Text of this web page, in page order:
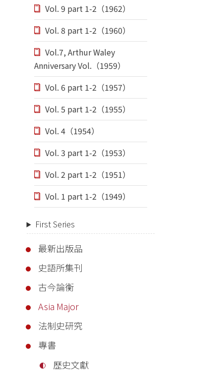
Vol. 9 part 1-2（1962）
Vol. 8 part 1-2（1960）
Vol.7, Arthur Waley
Anniversary Vol.（1959）
Vol. 6 part 1-2（1957）
Vol. 5 part 1-2（1955）
Vol. 4（1954）
Vol. 3 part 1-2（1953）
Vol. 2 part 1-2（1951）
Vol. 1 part 1-2（1949）
First Series
最新出版品
史語所集刊
古今論衡
Asia Major
法制史研究
專書
歷史文獻